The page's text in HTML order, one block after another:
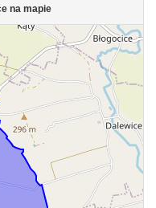
na mapie